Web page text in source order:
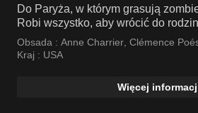
Do Paryża, w którym grasują
Robi wszystko, aby wrócić do
Obsada : Anne Charrier, Clémence
Louis Puech Scigliuzzi
Kraj : USA
Więcej